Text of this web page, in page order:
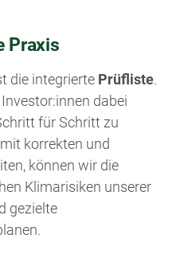
Praxis
die integrierte Prüfliste.
dabei
für Schritt zu
korrekten und
können wir die
Klimarisiken unserer
gezielte